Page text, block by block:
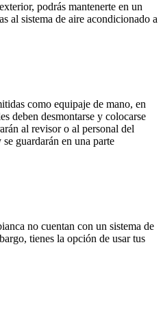
podrás mantenerte en un
al sistema de aire acondicionado a
como equipaje de mano, en
deben desmontarse y colocarse
al revisor o al personal del
guardarán en una parte
no cuentan con un sistema de
tienes la opción de usar tus